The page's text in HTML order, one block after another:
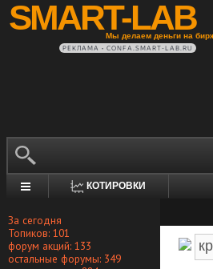
SMART-LAB
Мы делаем деньги на
РЕКЛАМА • CONFA.SMART-LAB.RU
КОТИРОВКИ
За сегодня
Топиков: 101
форум акций: 133
остальные форумы: 349